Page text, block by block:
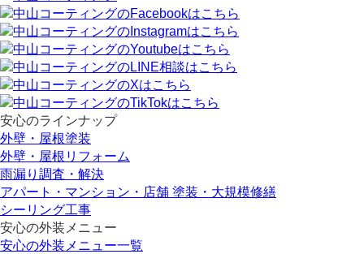
安心のラインナップ
外壁・屋根塗装
外壁・屋根リフォーム
雨漏り調査・解決
アパート・マンション・店舗 塗装・大規模修繕
シーリング工事
安心の外装メニュー
安心の外装メニュー一覧